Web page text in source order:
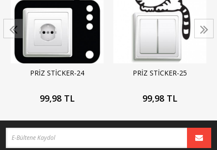
PRİZ STİCKER-24
99,98 TL
PRİZ STİCKER-25
99,98 TL